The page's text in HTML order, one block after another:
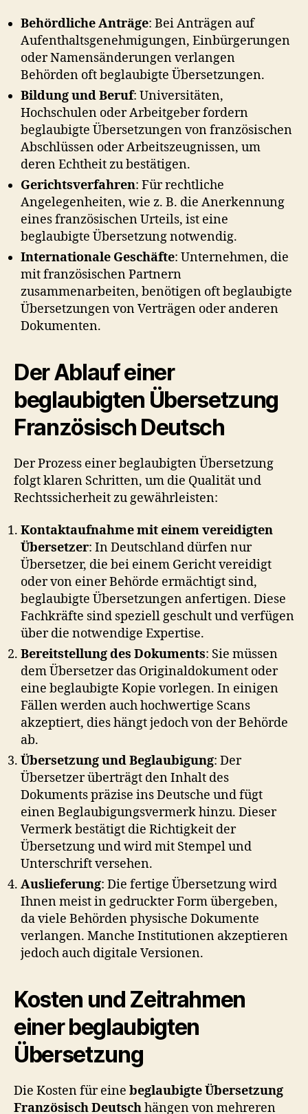
Behördliche Anträge: Bei Anträgen auf
Aufenthaltsgenehmigungen, Einbürgerungen
oder Namensänderungen verlangen
Behörden oft beglaubigte Übersetzungen.
Bildung und Beruf: Universitäten,
Hochschulen oder Arbeitgeber fordern
beglaubigte Übersetzungen von französischen
Abschlüssen oder Arbeitszeugnissen, um
deren Echtheit zu bestätigen.
Gerichtsverfahren: Für rechtliche
Angelegenheiten, wie z. B. die Anerkennung
eines französischen Urteils, ist eine
beglaubigte Übersetzung notwendig.
Internationale Geschäfte: Unternehmen, die
mit französischen Partnern
zusammenarbeiten, benötigen oft beglaubigte
Übersetzungen von Verträgen oder anderen
Dokumenten.
Der Ablauf einer
beglaubigten Übersetzung
Französisch Deutsch
Der Prozess einer beglaubigten Übersetzung
folgt klaren Schritten, um die Qualität und
Rechtssicherheit zu gewährleisten:
Kontaktaufnahme mit einem vereidigten
Übersetzer: In Deutschland dürfen nur
Übersetzer, die bei einem Gericht vereidigt
oder von einer Behörde ermächtigt sind,
beglaubigte Übersetzungen anfertigen. Diese
Fachkräfte sind speziell geschult und verfügen
über die notwendige Expertise.
Bereitstellung des Dokuments: Sie müssen
dem Übersetzer das Originaldokument oder
eine beglaubigte Kopie vorlegen. In einigen
Fällen werden auch hochwertige Scans
akzeptiert, dies hängt jedoch von der Behörde
ab.
Übersetzung und Beglaubigung: Der
Übersetzer überträgt den Inhalt des
Dokuments präzise ins Deutsche und fügt
einen Beglaubigungsvermerk hinzu. Dieser
Vermerk bestätigt die Richtigkeit der
Übersetzung und wird mit Stempel und
Unterschrift versehen.
Auslieferung: Die fertige Übersetzung wird
Ihnen meist in gedruckter Form übergeben,
da viele Behörden physische Dokumente
verlangen. Manche Institutionen akzeptieren
jedoch auch digitale Versionen.
Kosten und Zeitrahmen
einerbeglaubigten
Übersetzung
Die Kosten für eine beglaubigte Übersetzung
Französisch Deutschhängen von mehreren